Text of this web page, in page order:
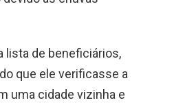
lista de beneficiários,
que ele verificasse a
uma cidade vizinha e